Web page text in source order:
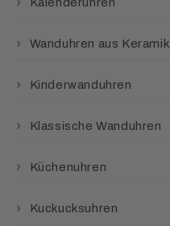
Kalenderuhren
Wanduhren aus Keramik
Kinderwanduhren
Klassische Wanduhren
Küchenuhren
Kuckucksuhren